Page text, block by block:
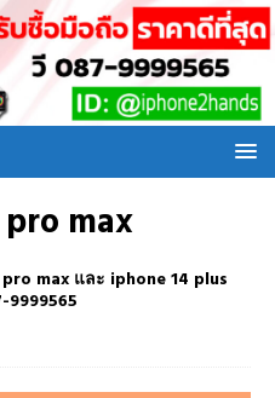
max
max และ iphone 14 plus
9999565